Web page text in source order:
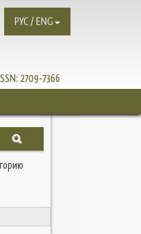
2709-7366
РУС / ENG